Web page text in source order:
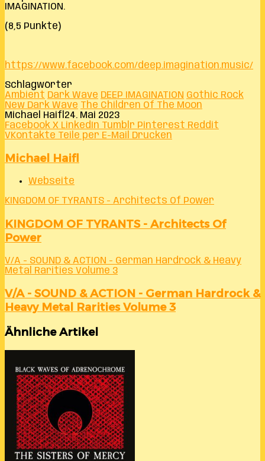
IMAGINATION.
(8,5 Punkte)
https://www.facebook.com/deep.imagination.music/
Schlagwörter
Ambient Dark Wave DEEP IMAGINATION Gothic Rock
New Dark Wave The Children Of The Moon
Michael Haifl 24. Mai 2023
Facebook X LinkedIn Tumblr Pinterest Reddit
VKontakte Teile per E-Mail Drucken
Michael Haifl
Webseite
KINGDOM OF TYRANTS - Architects Of Power
KINGDOM OF TYRANTS - Architects Of
Power
V/A - SOUND & ACTION - German Hardrock & Heavy
Metal Rarities Volume 3
V/A - SOUND & ACTION - German Hardrock &
Heavy Metal Rarities Volume 3
Ähnliche Artikel